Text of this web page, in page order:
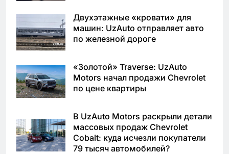
Двухэтажные «кровати» для
машин: UzAuto отправляет авто
по железной дороге
«Золотой» Traverse: UzAuto
Motors начал продажи Chevrolet
по цене квартиры
В UzAuto Motors раскрыли детали
массовых продаж Chevrolet
Cobalt: куда исчезли покупатели
79 тысяч автомобилей?